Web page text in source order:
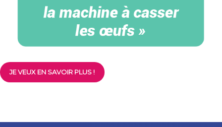
JE VEUX EN SAVOIR PLUS !